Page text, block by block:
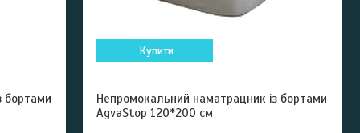
бортами
Купити
Непромокальний наматрацник із бортами
AgvaStop 120*200 см